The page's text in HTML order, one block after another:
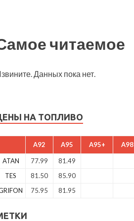
читаемое
Данных пока нет.
НА ТОПЛИВО
A92 A95 A95+ A98
ATAN 77.99 81.49
TES
81.50 85.90
75.95 81.95